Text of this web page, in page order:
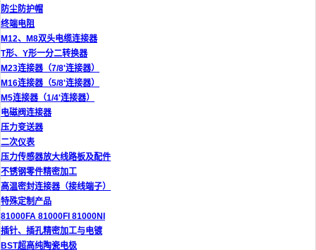
防尘防护帽
终端电阻
M12、M8双头电缆连接器
T形、Y形一分二转换器
M23连接器（7/8'连接器）
M16连接器（5/8'连接器）
M5连接器（1/4'连接器）
电磁阀连接器
压力变送器
二次仪表
压力传感器放大线路板及配件
不锈钢零件精密加工
高温密封连接器（接线端子）
特殊定制产品
81000FA 81000FI 81000NI
插针、插孔精密加工与电镀
BST超高纯陶瓷电极